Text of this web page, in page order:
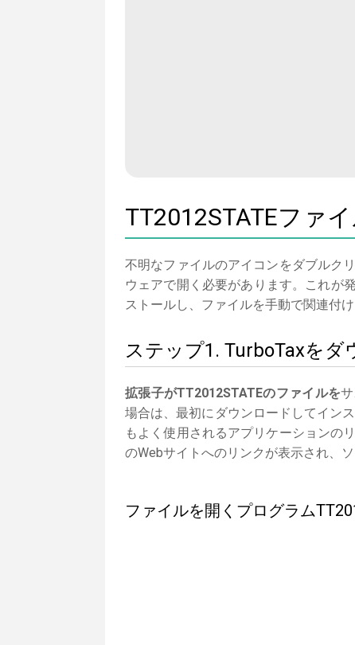
TT2012STATEファ
不明なファイルのアイコンをダブルク
ウェアで開く必要があります。これが
ストールし、ファイルを手動で関連付け
ステップ1. TurboTaxを
拡張子がTT2012STATEのファイルを
場合は、最初にダウンロードしてイン
もよく使用されるアプリケーションの
のWebサイトへのリンクが表示され、
ファイルを開くプログラム